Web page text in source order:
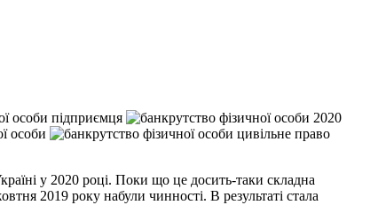
у 2020 році. Поки що це досить-таки складна
2019 року набули чинності. В результаті стала